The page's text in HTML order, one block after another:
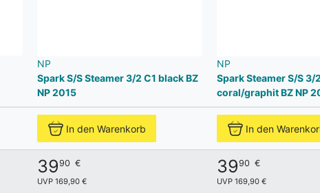
NP
Spark S/S Steamer 3/2 C1 black BZ
NP 2015
NP
Spark Steamer S/S 3/
coral/graphit BZ NP
In den Warenkorb In den
3990 €
UVP 169,90 €
3990 €
UVP 169,90 €